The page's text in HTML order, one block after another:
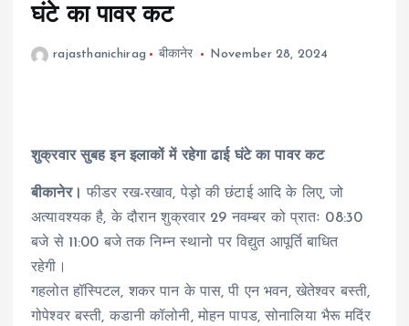
घंटे का पावर कट
rajasthanichirag बीकानेर November 28, 2024
शुक्रवार सुबह इन इलाकों में रहेगा ढाई घंटे का पावर कट
बीकानेर। फीडर रख-रखाव, पेड़ो की छंटाई आदि के लिए, जो
अत्यावश्यक है, के दौरान शुक्रवार 29 नवम्बर को प्रातः 08:30
बजे से 11:00 बजे तक निम्न स्थानो पर विद्युत आपूर्ति बाधित
रहेगी।
गहलोत हॉस्पिटल, शकर पान के पास, पी एन भवन, खेतेश्वर बस्ती,
गोपेश्वर बस्ती, कडानी कॉलोनी, मोहन पापड, सोनालिया भैरू मदिंर